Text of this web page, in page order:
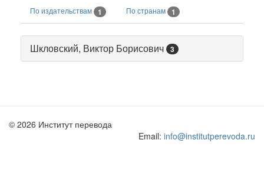
По издательствам 1 По странам 1
Шкловский, Виктор Борисович 3
© 2026 Институт перевода
Email: info@institutperevoda.ru